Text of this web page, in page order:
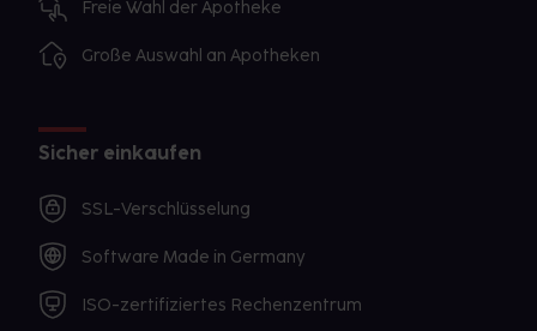
Freie Wahl der Apotheke
Große Auswahl an Apotheken
Sicher einkaufen
SSL-Verschlüsselung
Software Made in Germany
ISO-zertifiziertes Rechenzentrum